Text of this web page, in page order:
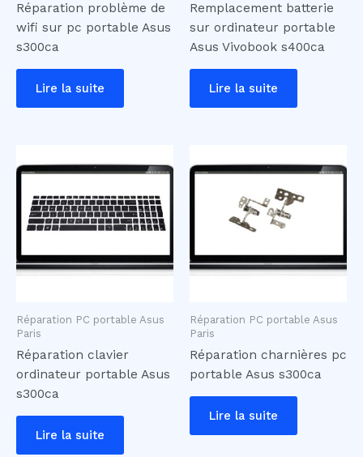
Réparation problème de
wifi sur pc portable Asus
s300ca
Lire la suite
Remplacement batterie
sur ordinateur portable
Asus Vivobook s400ca
Lire la suite
Réparation PC portable Asus
Paris
Réparation clavier
ordinateur portable Asus
s300ca
Lire la suite
Réparation PC portable Asus
Paris
Réparation charnières pc
portable Asus s300ca
Lire la suite